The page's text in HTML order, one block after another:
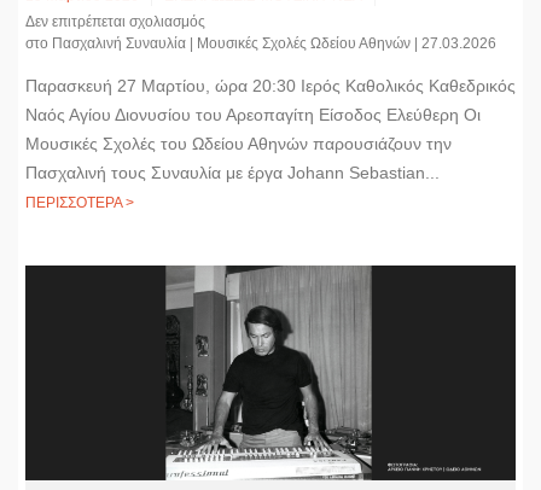
Δεν επιτρέπεται σχολιασμός
στο Πασχαλινή Συναυλία | Μουσικές Σχολές Ωδείου Αθηνών | 27.03.2026
Παρασκευή 27 Μαρτίου, ώρα 20:30 Ιερός Καθολικός Καθεδρικός
Ναός Αγίου Διονυσίου του Αρεοπαγίτη Είσοδος Ελεύθερη Οι
Μουσικές Σχολές του Ωδείου Αθηνών παρουσιάζουν την
Πασχαλινή τους Συναυλία με έργα Johann Sebastian...
ΠΕΡΙΣΣΟΤΕΡΑ >